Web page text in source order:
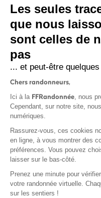
Politique
Les seules
que nous
sont celles de
pas
... et peut-être
Chers randonneurs,
Ici à la FFRandonnée, nous
Cependant, sur notre site,
numériques.
Rassurez-vous, ces cookies
en ligne, à vous montrer des
préférences. Vous pouvez
laisser sur le bas-côté.
Prenez une minute pour
votre randonnée virtuelle.
sur les sentiers !